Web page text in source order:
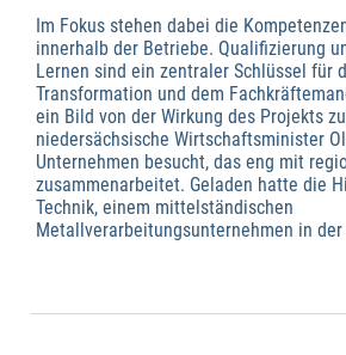
Im Fokus stehen dabei die
innerhalb der Betriebe. Qualifizierung
Lernen sind ein zentraler Schlüssel für
Transformation und dem
ein Bild von der Wirkung des Projekts
niedersächsische Wirtschaftsminister
Unternehmen besucht, das eng mit
zusammenarbeitet. Geladen hatte die
Technik, einem mittelständischen
Metallverarbeitungsunternehmen in der